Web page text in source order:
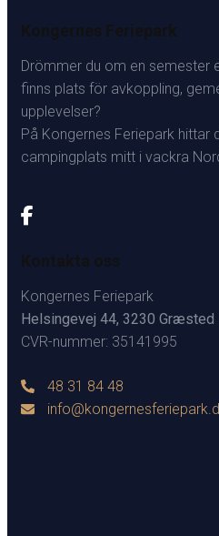
Kongernes Feriepark
Drömmer du om en semester
finns plats för avkoppling,
upplevelser?
På Kongernes Feriepark hittar
campingplats mitt i vackra
Kontakta oss
Kongernes Feriepark
Helsingevej 44, 3230 Græsted
CVR-nummer: 35141995
48 31 84 48